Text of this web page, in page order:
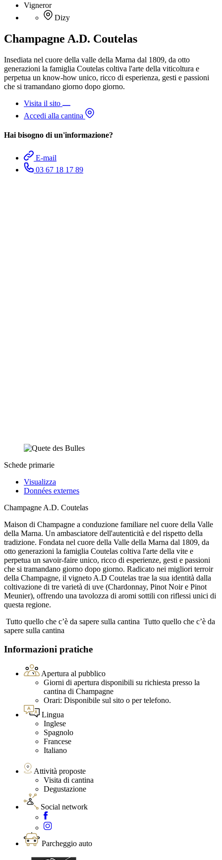
Vigneror
Dizy
Champagne A.D. Coutelas
Insediata nel cuore della valle della Marna dal 1809, da otto
generazioni la famiglia Coutelas coltiva l'arte della viticoltura e
perpetua un know-how unico, ricco di esperienza, gesti e passioni
che si tramandano giorno dopo giorno.
Visita il sito
Accedi alla cantina
Hai bisogno di un'informazione?
E-mail
03 67 18 17 89
Schede primarie
Visualizza
Données externes
Champagne A.D. Coutelas
Maison di Champagne a conduzione familiare nel cuore della Valle
della Marna. Un ambasciatore dell'autenticità e del rispetto della
tradizione. Fondata nel cuore della Valle della Marna dal 1809, da
otto generazioni la famiglia Coutelas coltiva l'arte della vite e
perpetua un savoir-faire unico, ricco di esperienze, gesti e passioni
che si tramandano giorno dopo giorno. Radicato nei migliori terroir
della Champagne, il vigneto A.D Coutelas trae la sua identità dalla
coltivazione di tre varietà di uve (Chardonnay, Pinot Noir e Pinot
Meunier), offrendo una tavolozza di aromi sottili con riflessi unici di
questa regione.
Tutto quello che c’è da sapere sulla cantina Tutto quello che c’è da
sapere sulla cantina
Informazioni pratiche
Apertura al pubblico
Giorni di apertura disponibili su richiesta presso la
cantina di Champagne
Orari: Disponibile sul sito o per telefono.
Lingua
Inglese
Spagnolo
Francese
Italiano
Attività proposte
Visita di cantina
Degustazione
Social network
Parcheggio auto